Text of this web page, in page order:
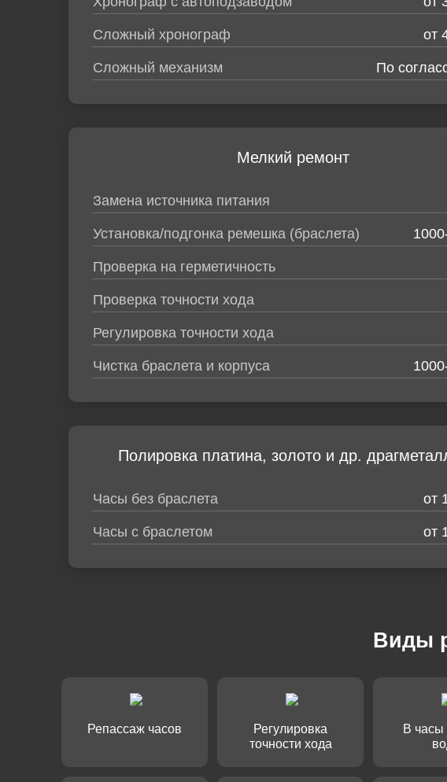
Сложный хронограф от
Сложный механизм По
Мелкий ремонт
Замена источника питания
Установка/подгонка ремешка (браслета)
Проверка на герметичность
Проверка точности хода
Регулировка точности хода
Чистка браслета и корпуса
Полировка платина, золото и др.
Часы без браслета от
Часы с браслетом от
Виды
Репассаж часов
Регулировка
точности хода
В часы